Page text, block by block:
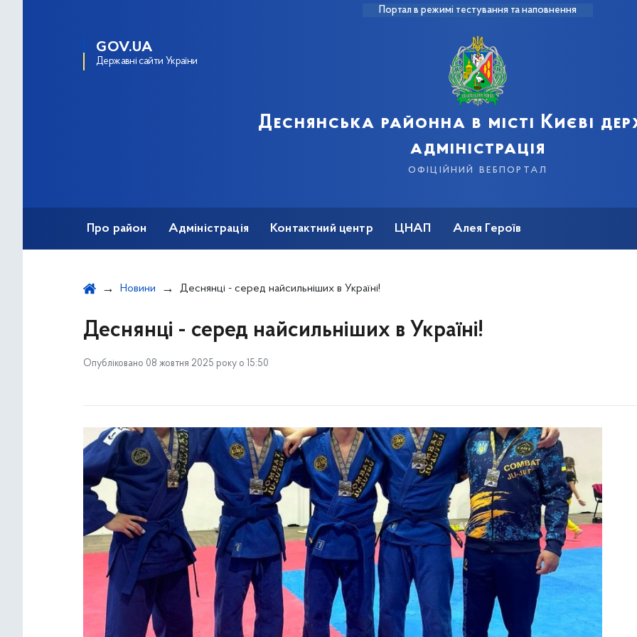
Портал в режимі тестування та наповнення
GOV.UA
Державні сайти України
Деснянська районна в місті Києві
адміністрація
офіційний вебпортал
Про район Адміністрація Контактний центр ЦНАП Алея Героїв
Новини Деснянці - серед найсильніших в Україні!
Деснянці - серед найсильніших в Україні!
Опубліковано 08 жовтня 2025 року о 15:50